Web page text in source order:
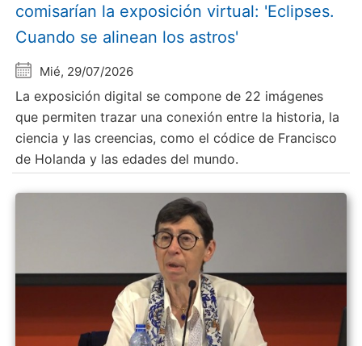
comisarían la exposición virtual: 'Eclipses.
Cuando se alinean los astros'
Mié, 29/07/2026
La exposición digital se compone de 22 imágenes
que permiten trazar una conexión entre la historia, la
ciencia y las creencias, como el códice de Francisco
de Holanda y las edades del mundo.